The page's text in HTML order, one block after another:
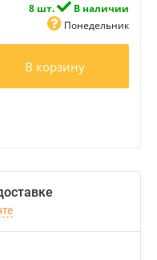
8 шт.
В наличии
Понедельник
В корзину